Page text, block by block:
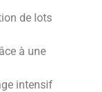
de lots
à une
intensif